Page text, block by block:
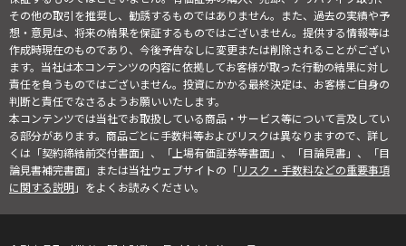
その他の取引を推奨し、勧誘するものではありません。また、過去の実績や予
想・意見は、将来の結果を保証するものではございません。提供する情報等は
作成時現在のものであり、今後予告なしに変更または削除されることがござい
ます。当社は本コンテンツの内容に依拠してお客様が取った行動の結果に対し
責任を負うものではございません。投資にかかる最終決定は、お客様ご自身の
判断と責任でなさるようお願いいたします。
本コンテンツでは当社でお取扱している商品・サービス等について言及してい
る部分があります。商品ごとに手数料等およびリスクは異なりますので、詳し
くは「契約締結前交付書面」、「上場有価証券等書面」、「目論見書」、「目
論見書補完書面」または当社ウェブサイトの「リスク・手数料などの重要事項
に関する説明」をよくお読みください。